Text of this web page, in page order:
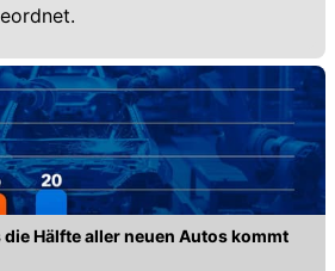
die Hälfte aller neuen Autos kommt